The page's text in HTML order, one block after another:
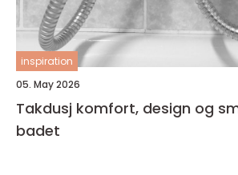
inspiration
05. May 2026
Takdusj komfort, design og smarte valg på
badet